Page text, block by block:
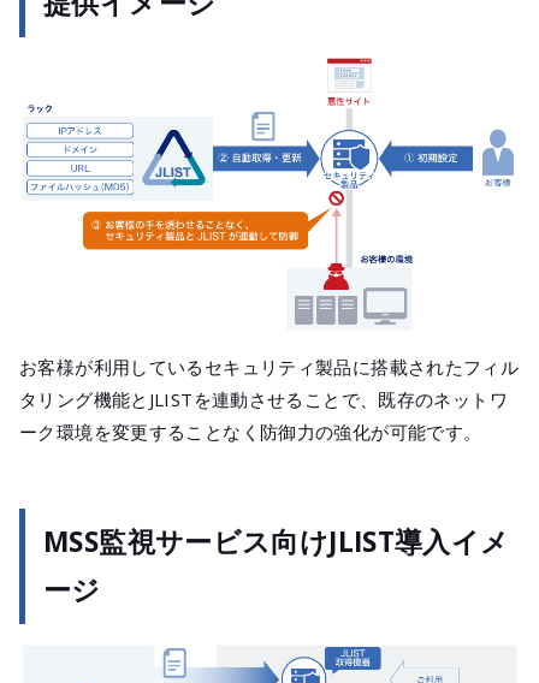
お客様が利用しているセキュリティ製品に搭載されたフィル
タリング機能とJLISTを連動させることで、既存のネットワ
ーク環境を変更することなく防御力の強化が可能です。
MSS監視サービス向けJLIST導入イメ
ージ